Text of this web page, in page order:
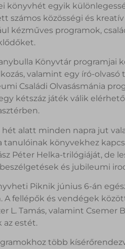
könyvhét egyik
számos közösségi és
kézműves programok,
Könyvtár programjai
valamint egy író-olvasó
Családi Olvasásmánia
kétszáz játék válik
hét alatt minden napra jut
tanulóinak könyvekhez
Péter Helka-trilógiáját, de
és jubileumi
Piknik június 6-án
A fellépők és vendégek
L. Tamás, valamint
az estét.
több